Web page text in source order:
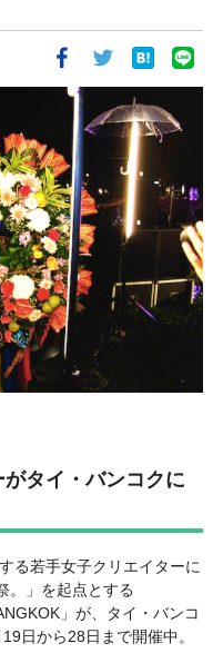
タイ・バンコクに
る若手女子クリエイターに
。」を起点とする
」 が、タイ・バンコ
日から28日まで開催中。